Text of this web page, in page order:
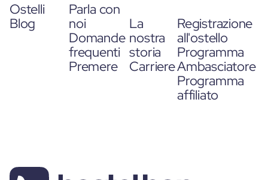
Ostelli
Blog
Parla con
noi
Domande
frequenti
Premere
La
nostra
storia
Carriere
Registrazione
all'ostello
Programma
Ambasciatore
Programma
affiliato